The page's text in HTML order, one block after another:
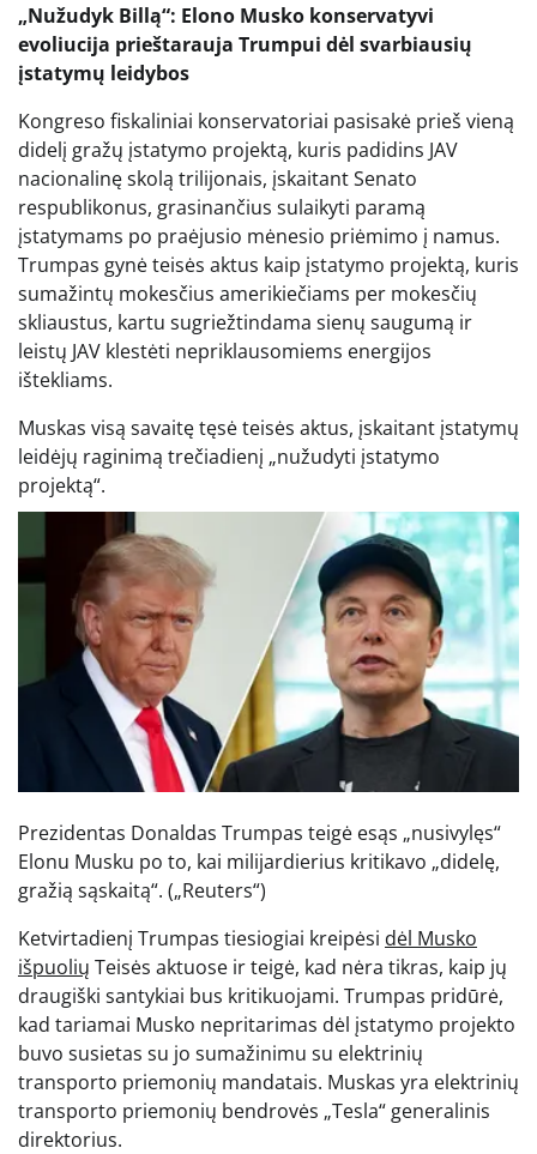
„Nužudyk Billą“: Elono Musko konservatyvi
evoliucija prieštarauja Trumpui dėl svarbiausių
įstatymų leidybos
Kongreso fiskaliniai konservatoriai pasisakė prieš vieną
didelį gražų įstatymo projektą, kuris padidins JAV
nacionalinę skolą trilijonais, įskaitant Senato
respublikonus, grasinančius sulaikyti paramą
įstatymams po praėjusio mėnesio priėmimo į namus.
Trumpas gynė teisės aktus kaip įstatymo projektą, kuris
sumažintų mokesčius amerikiečiams per mokesčių
skliaustus, kartu sugriežtindama sienų saugumą ir
leistų JAV klestėti nepriklausomiems energijos
ištekliams.
Muskas visą savaitę tęsė teisės aktus, įskaitant įstatymų
leidėjų raginimą trečiadienį „nužudyti įstatymo
projektą“.
Prezidentas Donaldas Trumpas teigė esąs „nusivylęs“
Elonu Musku po to, kai milijardierius kritikavo „didelę,
gražią sąskaitą“. („Reuters“)
Ketvirtadienį Trumpas tiesiogiai kreipėsi dėl Musko
išpuolių Teisės aktuose ir teigė, kad nėra tikras, kaip jų
draugiški santykiai bus kritikuojami. Trumpas pridūrė,
kad tariamai Musko nepritarimas dėl įstatymo projekto
buvo susietas su jo sumažinimu su elektrinių
transporto priemonių mandatais. Muskas yra elektrinių
transporto priemonių bendrovės „Tesla“ generalinis
direktorius.